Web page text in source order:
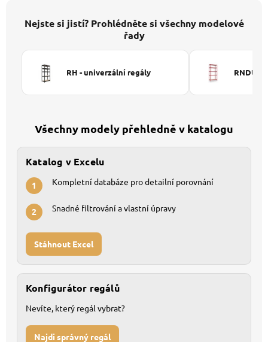
Nejste si jistí? Prohlédněte si všechny modelové
řady
RH - univerzální regály RNDU-
Všechny modely přehledně v katalogu
Katalog v Excelu
1 Kompletní databáze pro detailní porovnání
2 Snadné filtrování a vlastní úpravy
Stáhnout Excel
Konfigurátor regálů
Nevíte, který regál vybrat?
Najdi správný regál